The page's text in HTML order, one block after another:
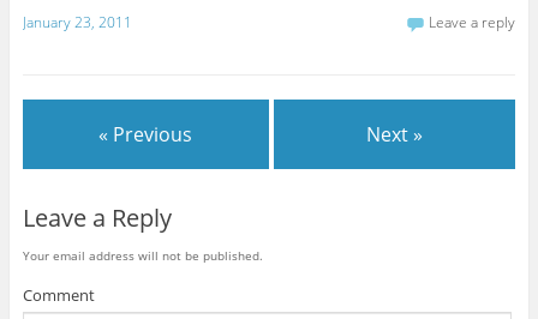
January 23, 2011 Leave a reply
« Previous Next »
Leave a Reply
Your email address will not be published.
Comment